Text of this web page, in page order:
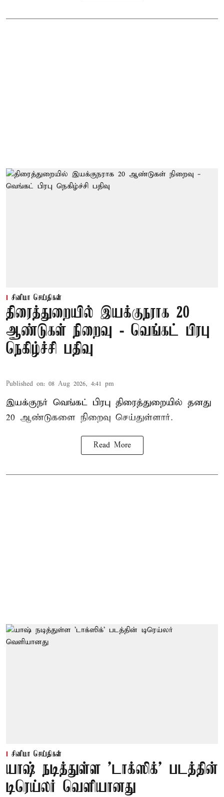
சினிமா செய்திகள்
திரைத்துறையில் இயக்குநராக 20
ஆண்டுகள் நிறைவு - வெங்கட் பிரபு
நெகிழ்ச்சி பதிவு
Published on: 08 Aug 2026, 4:41 pm
இயக்குநர் வெங்கட் பிரபு திரைத்துறையில் தனது
20 ஆண்டுகளை நிறைவு செய்துள்ளார்.
Read More
சினிமா செய்திகள்
யாஷ் நடித்துள்ள 'டாக்‌ஸிக்' படத்தின்
டிரெய்லர் வெளியானது